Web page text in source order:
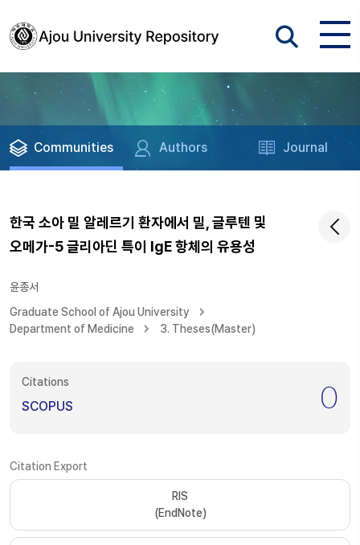
Communities Authors Journal
한국 소아 밀 알레르기 환자에서 밀, 글루텐 및
오메가-5 글리아딘 특이 IgE 항체의 유용성
윤종서
Graduate School of Ajou University
Department of Medicine
3. Theses(Master)
Citations
SCOPUS 0
Citation Export
RIS
(EndNote)